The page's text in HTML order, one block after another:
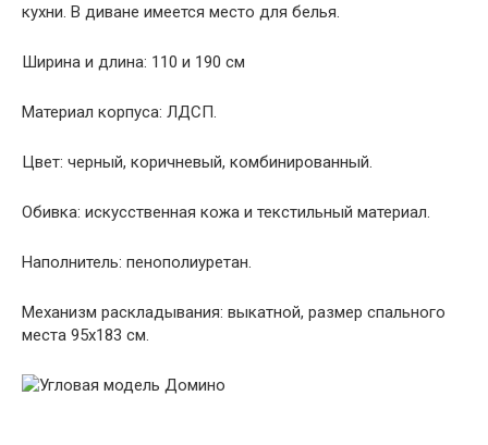
кухни. В диване имеется место для белья.
Ширина и длина: 110 и 190 см
Материал корпуса: ЛДСП.
Цвет: черный, коричневый, комбинированный.
Обивка: искусственная кожа и текстильный материал.
Наполнитель: пенополиуретан.
Механизм раскладывания: выкатной, размер спального
места 95х183 см.